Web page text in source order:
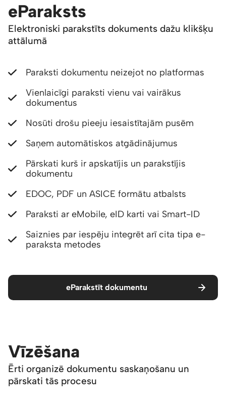
eParaksts
Elektroniski parakstīts dokuments dažu klikšķu
attālumā
Paraksti dokumentu neizejot no platformas
Vienlaicīgi paraksti vienu vai vairākus
dokumentus
Nosūti drošu pieeju iesaistītajām pusēm
Saņem automātiskos atgādinājumus
Pārskati kurš ir apskatījis un parakstījis
dokumentu
EDOC, PDF un ASICE formātu atbalsts
Paraksti ar eMobile, eID karti vai Smart-ID
Saiznies par iespēju integrēt arī cita tipa e-
paraksta metodes
eParakstīt dokumentu
Vīzēšana
Ērti organizē dokumentu saskaņošanu un
pārskati tās procesu